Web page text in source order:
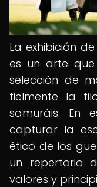
La exhibición
es un arte
selección de
fielmente la
samuráis. En
capturar la
ético de los
un repertorio
valores y